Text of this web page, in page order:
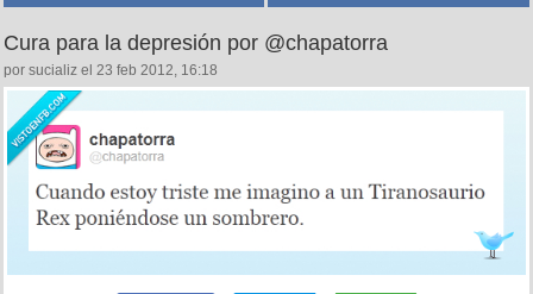
Cura para la depresión por @chapatorra
por sucializ el 23 feb 2012, 16:18